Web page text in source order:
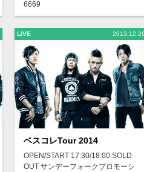
6669
LIVE
ベスコレTour 2014
OPEN/START 17:30/18:00 SOLD
OUT サンデーフォークプロモーシ